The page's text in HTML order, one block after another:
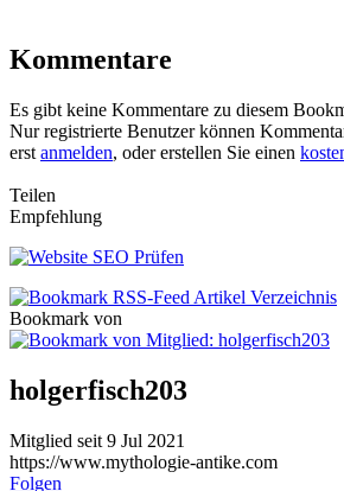
Kommentare
Es gibt keine Kommentare zu diesem
Nur registrierte Benutzer können
erst anmelden, oder erstellen Sie einen
Teilen
Empfehlung
Bookmark von
holgerfisch203
Mitglied seit 9 Jul 2021
https://www.mythologie-antike.com
Folgen